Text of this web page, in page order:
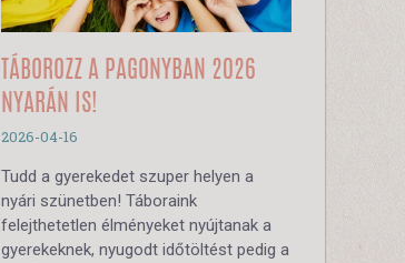
TÁBOROZZ A PAGONYBAN 2026
NYARÁN IS!
2026-04-16
Tudd a gyerekedet szuper helyen a
nyári szünetben! Táboraink
felejthetetlen élményeket nyújtanak a
gyerekeknek, nyugodt időtöltést pedig a